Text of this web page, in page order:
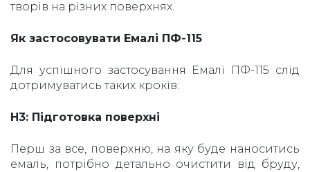
творів на різних поверхнях.
Як застосовувати Емалі ПФ-115
Для успішного застосування Емалі ПФ-115 слід
дотримуватись таких кроків:
H3: Підготовка поверхні
Перш за все, поверхню, на яку буде наноситись
емаль, потрібно детально очистити від бруду,